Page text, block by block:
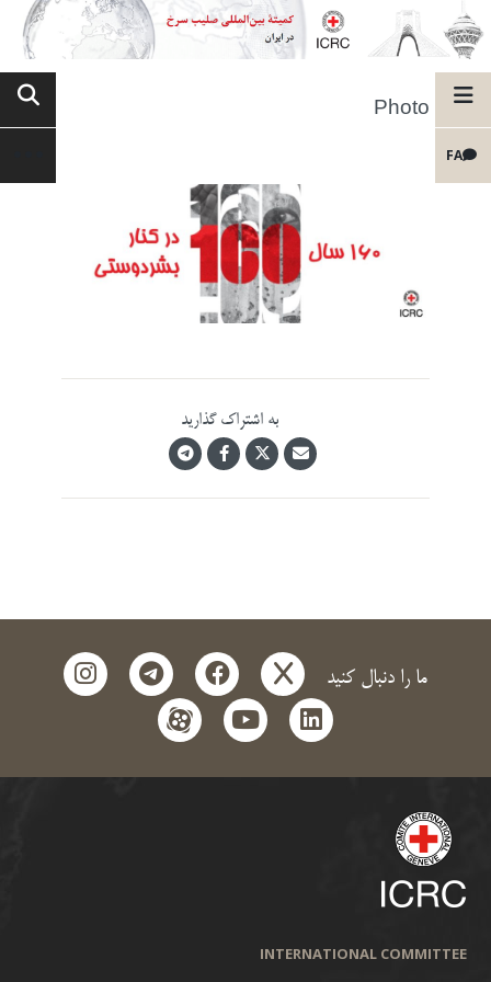
FA
Photo
به اشتراک گذارید
ما را دنبال کنید x
facebook
telegram
instagram
linkedin
youtube
aparat
INTERNATIONAL COMMITTEE